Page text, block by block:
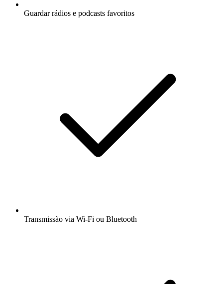
Guardar rádios e podcasts favoritos
Transmissão via Wi-Fi ou Bluetooth